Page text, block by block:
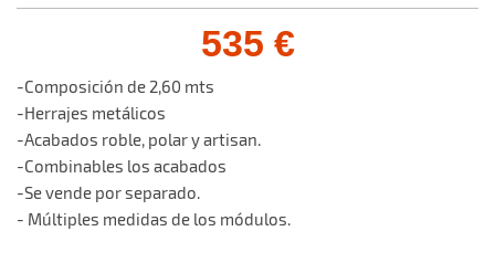
535 €
-Composición de 2,60 mts
-Herrajes metálicos
-Acabados roble, polar y artisan.
-Combinables los acabados
-Se vende por separado.
- Múltiples medidas de los módulos.